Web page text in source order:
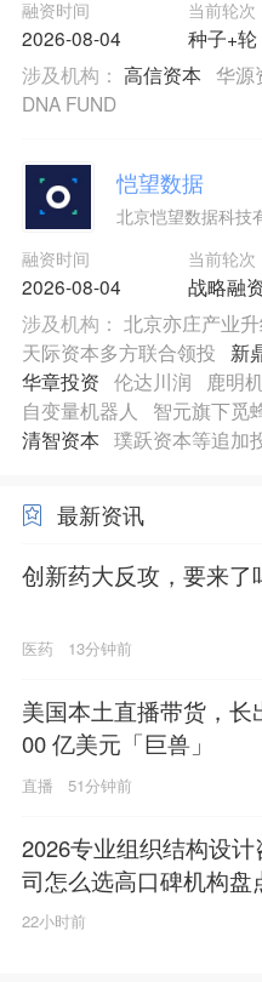
融资时间
2026-08-04
当前轮次
种子+轮
涉及机构： 高信资本 华源
DNA FUND
恺望数据
北京恺望数据科技
融资时间
2026-08-04
当前轮次
战略融
涉及机构： 北京亦庄产业
天际资本多方联合领投
新
华章投资 伦达川润 鹿明
自变量机器人
智元旗下觅
清智资本 璞跃资本等追加
最新资讯
创新药大反攻，要来了
医药 13分钟前
美国本土直播带货，长
00 亿美元「巨兽」
直播 51分钟前
2026专业组织结构设计
司怎么选高口碑机构盘
22小时前